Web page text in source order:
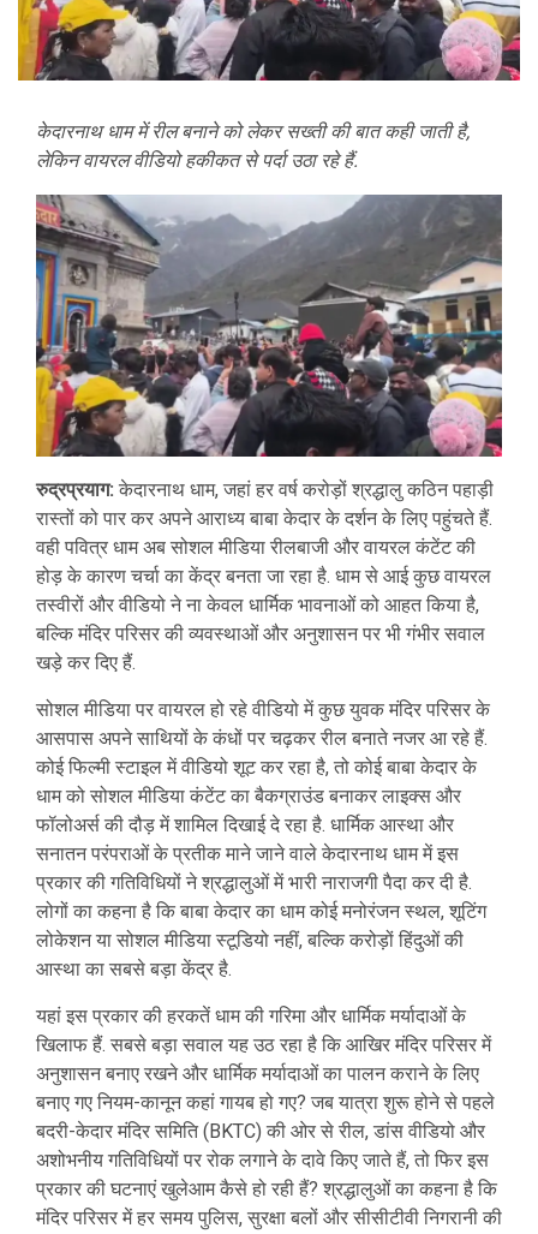
केदारनाथ धाम में रील बनाने को लेकर सख्ती की बात कही जाती है,
लेकिन वायरल वीडियो हकीकत से पर्दा उठा रहे हैं.
रुद्रप्रयाग: केदारनाथ धाम, जहां हर वर्ष करोड़ों श्रद्धालु कठिन पहाड़ी
रास्तों को पार कर अपने आराध्य बाबा केदार के दर्शन के लिए पहुंचते हैं.
वही पवित्र धाम अब सोशल मीडिया रीलबाजी और वायरल कंटेंट की
होड़ के कारण चर्चा का केंद्र बनता जा रहा है. धाम से आई कुछ वायरल
तस्वीरों और वीडियो ने ना केवल धार्मिक भावनाओं को आहत किया है,
बल्कि मंदिर परिसर की व्यवस्थाओं और अनुशासन पर भी गंभीर सवाल
खड़े कर दिए हैं.
सोशल मीडिया पर वायरल हो रहे वीडियो में कुछ युवक मंदिर परिसर के
आसपास अपने साथियों के कंधों पर चढ़कर रील बनाते नजर आ रहे हैं.
कोई फिल्मी स्टाइल में वीडियो शूट कर रहा है, तो कोई बाबा केदार के
धाम को सोशल मीडिया कंटेंट का बैकग्राउंड बनाकर लाइक्स और
फॉलोअर्स की दौड़ में शामिल दिखाई दे रहा है. धार्मिक आस्था और
सनातन परंपराओं के प्रतीक माने जाने वाले केदारनाथ धाम में इस
प्रकार की गतिविधियों ने श्रद्धालुओं में भारी नाराजगी पैदा कर दी है.
लोगों का कहना है कि बाबा केदार का धाम कोई मनोरंजन स्थल, शूटिंग
लोकेशन या सोशल मीडिया स्टूडियो नहीं, बल्कि करोड़ों हिंदुओं की
आस्था का सबसे बड़ा केंद्र है.
यहां इस प्रकार की हरकतें धाम की गरिमा और धार्मिक मर्यादाओं के
खिलाफ हैं. सबसे बड़ा सवाल यह उठ रहा है कि आखिर मंदिर परिसर में
अनुशासन बनाए रखने और धार्मिक मर्यादाओं का पालन कराने के लिए
बनाए गए नियम-कानून कहां गायब हो गए? जब यात्रा शुरू होने से पहले
बदरी-केदार मंदिर समिति (BKTC) की ओर से रील, डांस वीडियो और
अशोभनीय गतिविधियों पर रोक लगाने के दावे किए जाते हैं, तो फिर इस
प्रकार की घटनाएं खुलेआम कैसे हो रही हैं? श्रद्धालुओं का कहना है कि
मंदिर परिसर में हर समय पुलिस, सुरक्षा बलों और सीसीटीवी निगरानी की